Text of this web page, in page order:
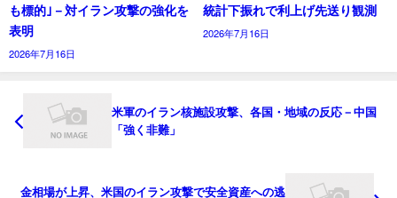
も標的｣－対イラン攻撃の強化を
表明
2026年7月16日
統計下振れで利上げ先送り観測
2026年7月16日
米軍のイラン核施設攻撃、各国・地域の反応－中国
「強く非難」
金相場が上昇、米国のイラン攻撃で安全資産への逃